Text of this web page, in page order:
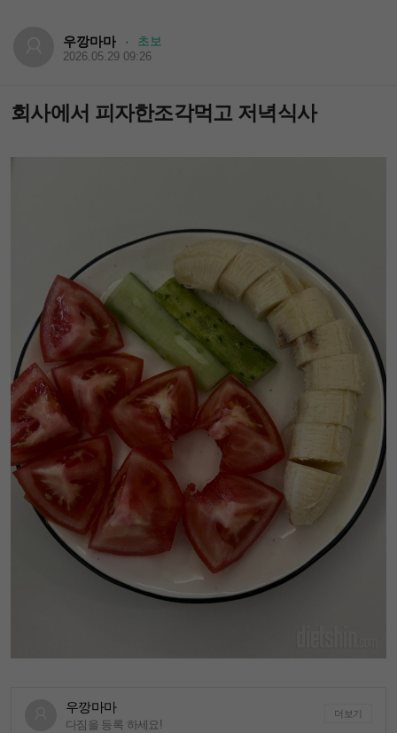
우깡마마 · 초보
2026.05.29 09:26
회사에서 피자한조각먹고 저녁식사
우깡마마
다짐을 등록 하세요!
더보기